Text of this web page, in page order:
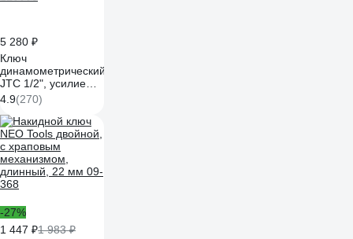
5 280 ₽
Ключ
динамометрический
JTC 1/2", усилие
затяжки 28-210 Нм,
длина 470 мм, 6903
210005
4.9(270)
-27%
1 447 ₽1 983 ₽